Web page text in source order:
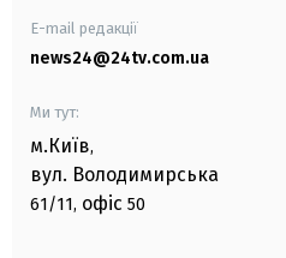
E-mail редакції
news24@24tv.com.ua
Ми тут:
м.Київ,
вул. Володимирська
61/11, офіс 50